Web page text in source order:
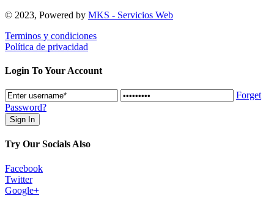
© 2023, Powered by MKS - Servicios Web
Terminos y condiciones
Política de privacidad
Login To Your Account
Forget
Password?
Try Our Socials Also
Facebook
Twitter
Google+